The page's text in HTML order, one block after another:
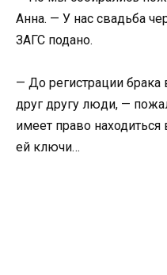
Анна. — У нас свадьба
ЗАГС подано.
— До регистрации
друг другу люди, —
имеет право
ей ключи…